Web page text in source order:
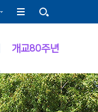
개교80주년